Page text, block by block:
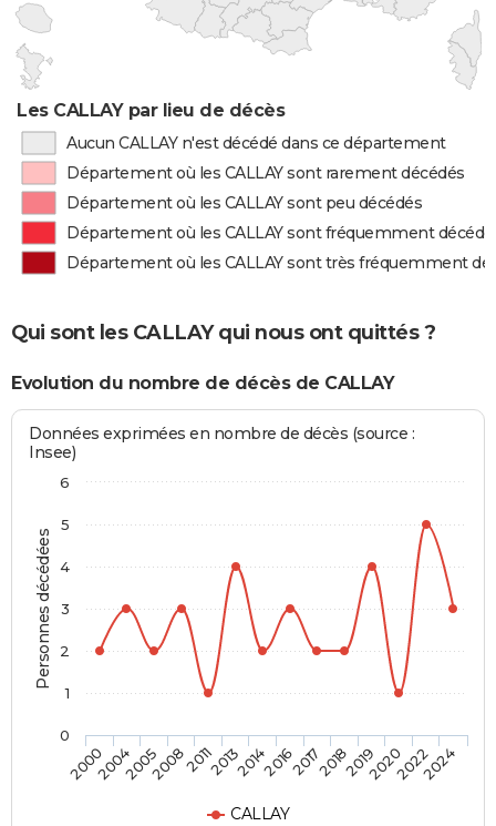
Les CALLAY par lieu de décès
Aucun CALLAY n'est décédé dans ce département
Département où les CALLAY sont rarement décédés
Département où les CALLAY sont peu décédés
Département où les CALLAY sont fréquemment
Département où les CALLAY sont très fréquemment
Qui sont les CALLAY qui nous ont quittés ?
Evolution du nombre de décès de CALLAY
Personnes décédées
Données exprimées en nombre de décès (source :
Insee)
CALLAY
20002004200520082011201320142016201720182019202020222024
0
1
2
3
4
5
6